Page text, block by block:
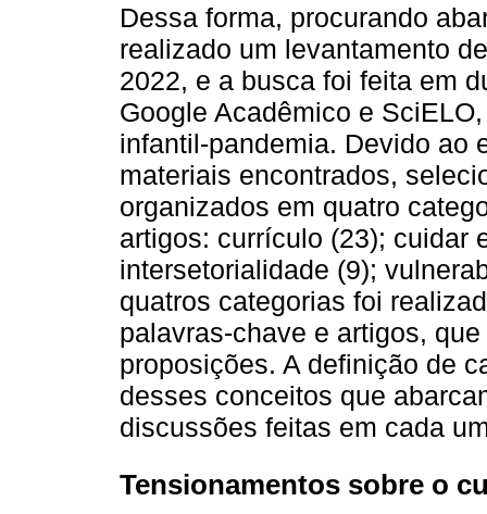
Dessa forma, procurando
realizado um levantamento
2022, e a busca foi feita em
Google Acadêmico e
infantil-pandemia. Devido ao
materiais encontrados,
organizados em quatro
artigos: currículo (23); cuidar
intersetorialidade (9);
quatros categorias foi
palavras-chave e artigos,
proposições. A definição de
desses conceitos que
discussões feitas em cada
Tensionamentos sobre o